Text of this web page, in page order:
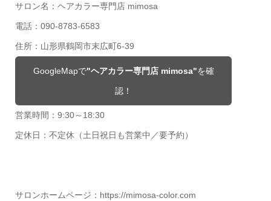
サロン名：ヘアカラー専門店 mimosa
電話：090-8783-6583
住所：山形県鶴岡市末広町6-39
GoogleMapで"ヘアカラー専門店 mimosa"を確
認！
営業時間：9:30～18:30
定休日：不定休（土日祝日も営業中／要予約）
サロンホームページ：https://mimosa-color.com